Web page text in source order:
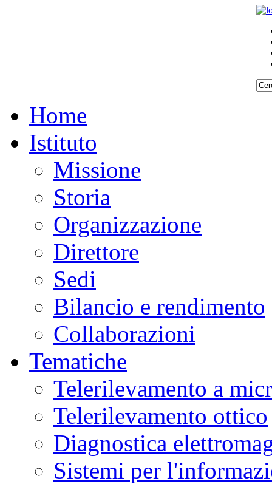
Home
Istituto
Missione
Storia
Organizzazione
Direttore
Sedi
Bilancio e rendimento
Collaborazioni
Tematiche
Telerilevamento a
Telerilevamento ottico
Diagnostica
Sistemi per